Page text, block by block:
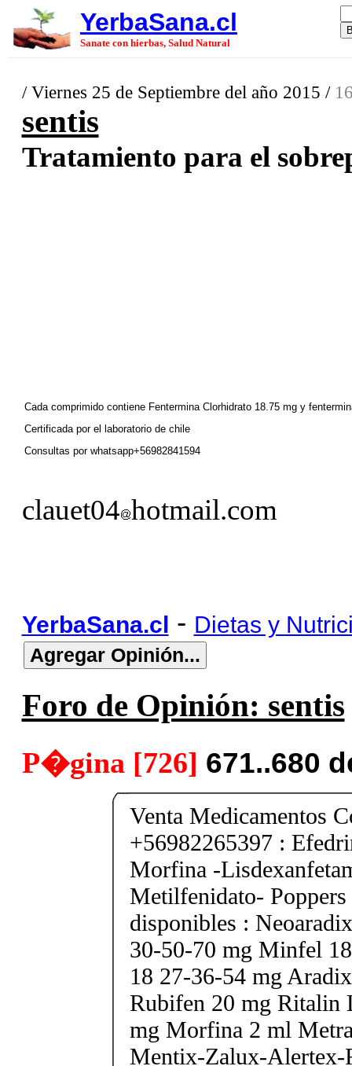
YerbaSana.cl
Sanate con hierbas, Salud Natural
/ Viernes 25 de Septiembre del año 2015 /
sentis
Tratamiento para el
Cada comprimido contiene Fentermina Clorhidrato 18.75 mg y
Certificada por el laboratorio de chile
Consultas por whatsapp+56982841594
clauet04 hotmail.com
YerbaSana.cl - Dietas y
Foro de Opinión: sentis
P�gina [726] 671..680
Venta Medicamentos
+56982265397 :
Morfina -
Metilfenidato-
disponibles :
30-50-70 mg Minfel
18 27-36-54 mg
Rubifen 20 mg Ritalin
mg Morfina 2 ml
Mentix-Zalux-Alertex-